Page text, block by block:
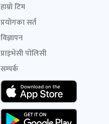
हाम्रो टिम
प्रयोगका सर्त
विज्ञापन
प्राइभेसी पोलिसी
सम्पर्क